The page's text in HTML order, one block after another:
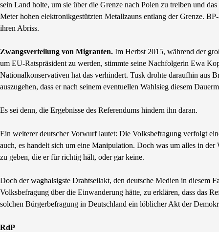
sein Land holte, um sie über die Grenze nach Polen zu treiben und
Meter hohen elektronikgestützten Metallzauns entlang der Grenze.
ihren Abriss.
Zwangsverteilung von Migranten. Im Herbst 2015, während der
um EU-Ratspräsident zu werden, stimmte seine Nachfolgerin Ewa
Nationalkonservativen hat das verhindert. Tusk drohte daraufhin aus
auszugehen, dass er nach seinem eventuellen Wahlsieg diesem
Es sei denn, die Ergebnisse des Referendums hindern ihn daran.
Ein weiterer deutscher Vorwurf lautet: Die Volksbefragung verfolgt
auch, es handelt sich um eine Manipulation. Doch was um alles in
zu geben, die er für richtig hält, oder gar keine.
Doch der waghalsigste Drahtseilakt, den deutsche Medien in diesem
Volksbefragung über die Einwanderung hätte, zu erklären, dass das
solchen Bürgerbefragung in Deutschland ein löblicher Akt der
RdP